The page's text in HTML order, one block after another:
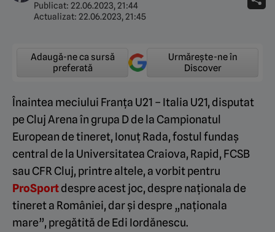
Publicat: 22.06.2023, 21:44
Actualizat: 22.06.2023, 21:45
Adaugă-ne ca sursă
preferată
Urmărește-ne în
Discover
Înaintea meciului Franța U21 – Italia U21, disputat
pe Cluj Arena în grupa D de la Campionatul
European de tineret, Ionuț Rada, fostul fundaș
central de la Universitatea Craiova, Rapid, FCSB
sau CFR Cluj, printre altele, a vorbit pentru
ProSportdespre acest joc, despre naționala de
tineret a României, dar și despre „naționala
mare”, pregătită de Edi Iordănescu.